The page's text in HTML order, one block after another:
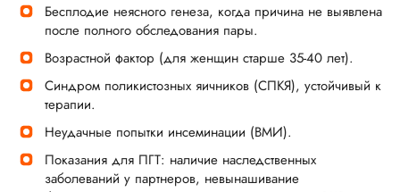
Бесплодие неясного генеза, когда причина не выявлена
после полного обследования пары.
Возрастной фактор (для женщин старше 35-40 лет).
Синдром поликистозных яичников (СПКЯ), устойчивый к
терапии.
Неудачные попытки инсеминации (ВМИ).
Показания для ПГТ: наличие наследственных
заболеваний у партнеров, невынашивание